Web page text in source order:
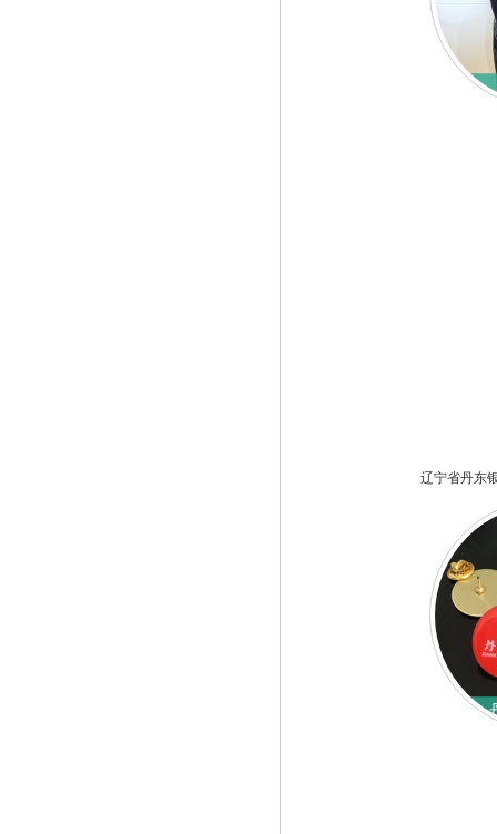
辽宁省丹东